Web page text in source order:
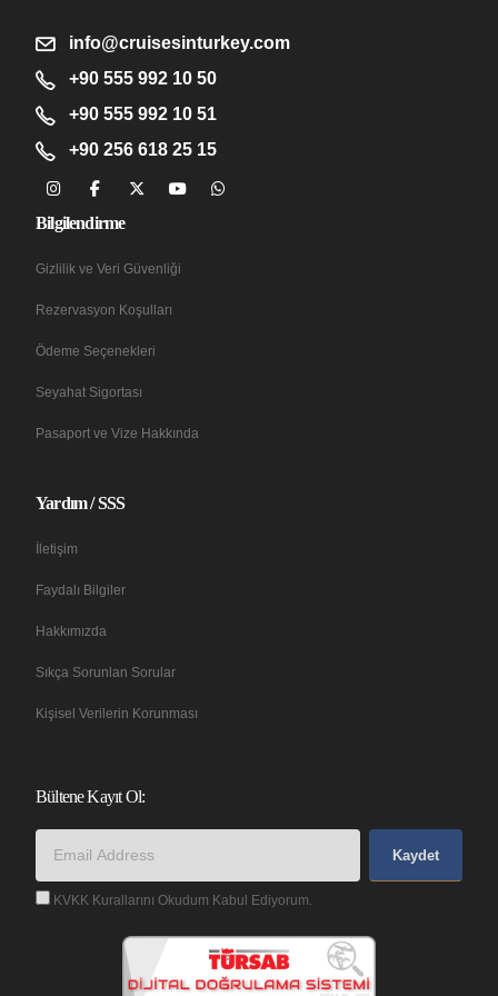
info@cruisesinturkey.com
+90 555 992 10 50
+90 555 992 10 51
+90 256 618 25 15
Bilgilendirme
Gizlilik ve Veri Güvenliği
Rezervasyon Koşulları
Ödeme Seçenekleri
Seyahat Sigortası
Pasaport ve Vize Hakkında
Yardım / SSS
İletişim
Faydalı Bilgiler
Hakkımızda
Sıkça Sorunlan Sorular
Kişisel Verilerin Korunması
Bültene Kayıt Ol:
Kaydet
KVKK Kurallarını Okudum Kabul Ediyorum.